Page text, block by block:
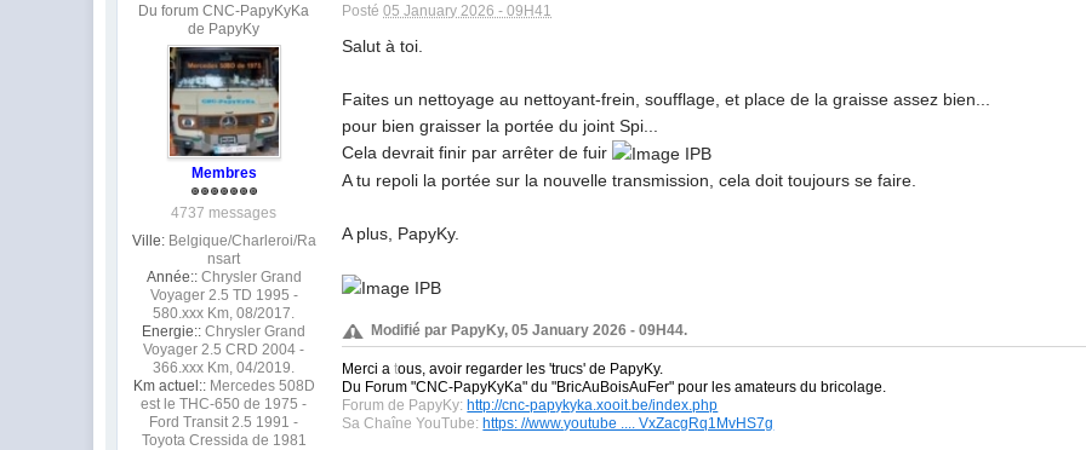
Du forum CNC-PapyKyKa
de PapyKy
Membres
4737 messages
Ville: Belgique/Charleroi/Ra
nsart
Année:: Chrysler Grand
Voyager 2.5 TD 1995 -
580.xxx Km, 08/2017.
Energie:: Chrysler Grand
Voyager 2.5 CRD 2004 -
366.xxx Km, 04/2019.
Km actuel:: Mercedes 508D
est le THC-650 de 1975 -
Ford Transit 2.5 1991 -
Toyota Cressida de 1981
Posté05 January 2026 - 09H41
Salut à toi.
Faites un nettoyage au nettoyant-frein, soufflage, et place de la graisse assez bien...
pour bien graisser la portée du joint Spi...
Cela devrait finir par arrêter de fuir
A tu repoli la portée sur la nouvelle transmission, cela doit toujours se faire.
A plus, PapyKy.
Modifié par PapyKy, 05 January 2026 - 09H44.
Merci a tous, avoir regarder les 'trucs' de PapyKy.
Du Forum "CNC-PapyKyKa" du"BricAuBoisAuFer" pour les amateurs du bricolage.
Forum de PapyKy: http://cnc-papykyka.xooit.be/index.php
Sa Chaîne YouTube: https: //www.youtube .... VxZacgRq1MvHS7g